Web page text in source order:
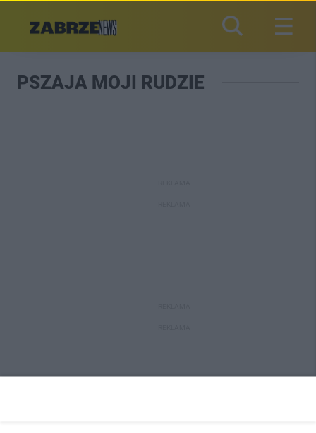
PSZAJA MOJI RUDZIE